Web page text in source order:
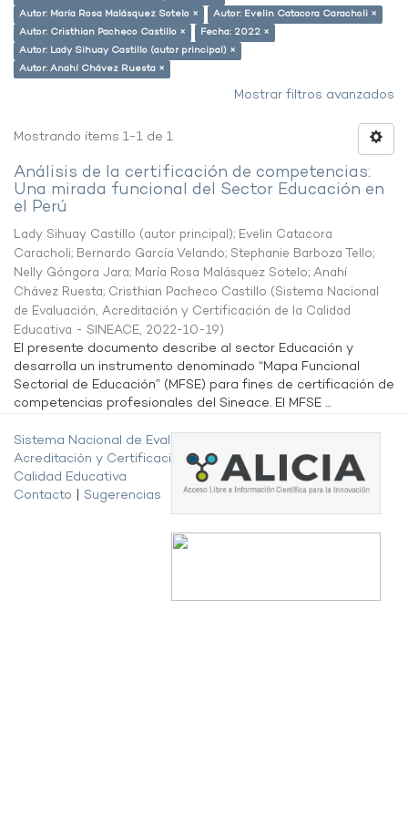
Autor: María Rosa Malásquez Sotelo ×
Autor: Evelin Catacora Caracholi ×
Autor: Cristhian Pacheco Castillo ×
Fecha: 2022 ×
Autor: Lady Sihuay Castillo (autor principal) ×
Autor: Anahí Chávez Ruesta ×
Mostrar filtros avanzados
Mostrando ítems 1-1 de 1
Análisis de la certificación de competencias:
Una mirada funcional del Sector Educación en
el Perú
Lady Sihuay Castillo (autor principal); Evelin Catacora
Caracholi; Bernardo García Velando; Stephanie Barboza Tello;
Nelly Góngora Jara; María Rosa Malásquez Sotelo; Anahí
Chávez Ruesta; Cristhian Pacheco Castillo (Sistema Nacional
de Evaluación, Acreditación y Certificación de la Calidad
Educativa - SINEACE, 2022-10-19)
El presente documento describe al sector Educación y
desarrolla un instrumento denominado “Mapa Funcional
Sectorial de Educación” (MFSE) para fines de certificación de
competencias profesionales del Sineace. El MFSE ...
Sistema Nacional de Evaluación,
Acreditación y Certificación de la
Calidad Educativa
Contacto
Sugerencias